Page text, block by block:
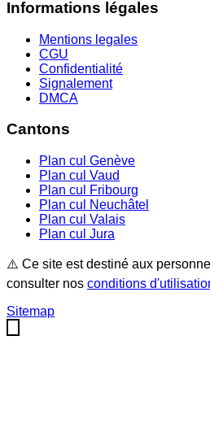
Informations légales
Mentions legales
CGU
Confidentialité
Signalement
DMCA
Cantons
Plan cul Genève
Plan cul Vaud
Plan cul
Fribourg
Plan cul
Neuchâtel
Plan cul Valais
Plan cul Jura
⚠️ Ce site est destiné aux
consulter nos conditions
Sitemap